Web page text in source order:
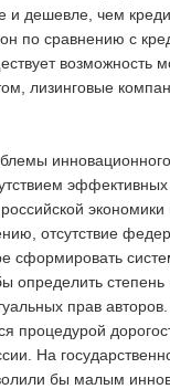
дешевле, чем
по сравнению с
возможность
лизинговые
отсутствие
сформировать
определить
прав
процедурой
На
бы малым